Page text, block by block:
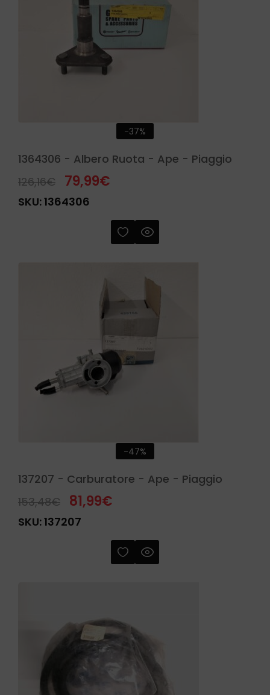
-37%
1364306 - Albero Ruota - Ape - Piaggio
126,16€ 79,99€
SKU:1364306
-47%
137207 - Carburatore - Ape - Piaggio
153,48€ 81,99€
SKU:137207